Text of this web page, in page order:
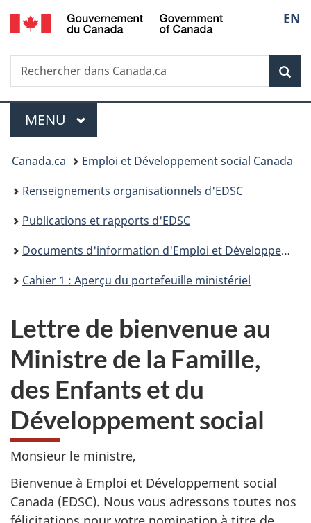
Passer
au
principal
Passer
à
Au
du
Passer
à
version
simplifiée
de
la
EN
Recherche
Rechercher
dans
Menu
MENU PRINCIPAL
Vous
êtes
ici :
Canada.ca
Emploi et Développement social Canada
Renseignements organisationnels d'EDSC
Publications et rapports d'EDSC
Documents d'information d'Emploi et Développement social Canada à l'intention des ministres – 2019
Cahier 1 : Aperçu du portefeuille ministériel
Lettre de bienvenue au
Ministre de la Famille,
des Enfants et du
Développement social
Monsieur le ministre,
Bienvenue à Emploi et Développement social
Canada (EDSC). Nous vous adressons toutes nos